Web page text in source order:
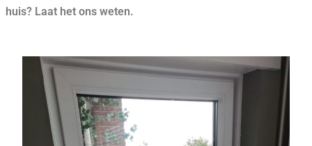
huis? Laat het ons weten.